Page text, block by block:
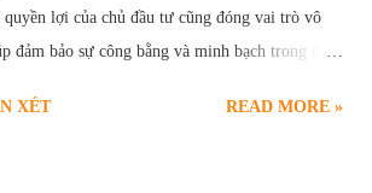
quyền lợi của chủ đầu tư cũng đóng vai trò vô
đảm bảo sự công bằng và minh bạch trong quá
phổ biến, được quy định rõ ràng trong các hợp
XÉT READ MORE »